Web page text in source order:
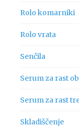
Rolo komarniki
Rolo vrata
Senčila
Serum za rast
Serum za rast
Skladiščenje